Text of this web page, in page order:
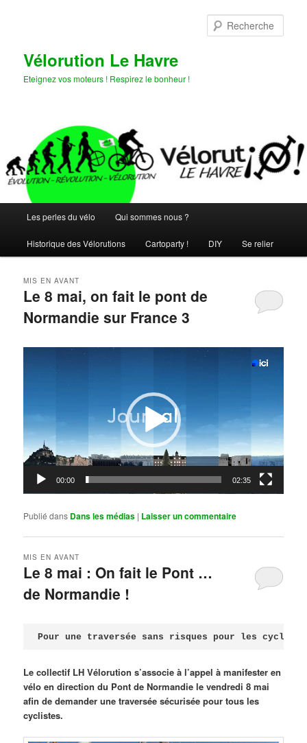
Vélorution Le Havre
Eteignez vos moteurs ! Respirez le bonheur !
principal
Les perles du vélo Qui sommes nous ?
Historique des Vélorutions Cartoparty ! DIY Se relier
Le 8 mai, on fait le pont de
Normandie sur France 3
MIS EN AVANT
00:00 02:35
Publié dans Dans les médias | Laisser un commentaire
Le 8 mai : On fait le Pont …
de Normandie !
MIS EN AVANT
Pour une traversée sans risques pour les
Le collectif LH Vélorution s’associe à l’appel à manifester en
vélo en direction du Pont de Normandie le vendredi 8 mai
afin de demander une traversée sécurisée pour tous les
cyclistes.